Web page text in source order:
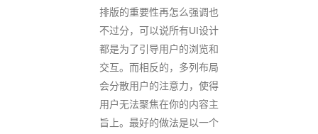
排版的重要性再怎么强调也
不过分，可以说所有UI设计
都是为了引导用户的浏览和
交互。而相反的，多列布局
会分散用户的注意力，使得
用户无法聚焦在你的内容主
旨上。最好的做法是以一个